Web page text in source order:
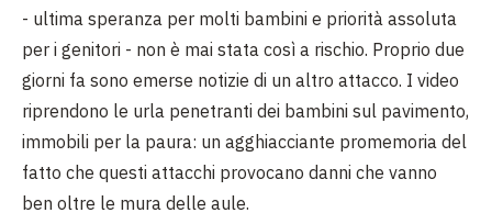
- ultima speranza per molti bambini e priorità assoluta
per i genitori - non è mai stata così a rischio. Proprio due
giorni fa sono emerse notizie di un altro attacco. I video
riprendono le urla penetranti dei bambini sul pavimento,
immobili per la paura: un agghiacciante promemoria del
fatto che questi attacchi provocano danni che vanno
ben oltre le mura delle aule.